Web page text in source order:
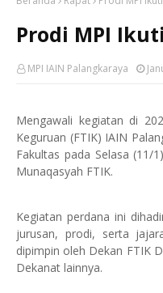
Prodi MPI
MPI IAIN Palangkaraya
Mengawali kegiatan di
Keguruan (FTIK) IAIN
Fakultas pada Selasa (11/
Munaqasyah FTIK.
Kegiatan perdana ini
jurusan, prodi, serta
dipimpin oleh Dekan FTIK
Dekanat lainnya.